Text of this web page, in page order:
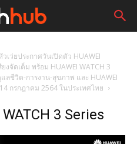
เว่ยประกาศวันเปิดตัว HUAWEI
จัดเต็ม พร้อม HUAWEI WATCH 3
ชีวิต-การงาน-สุขภาพ และ HUAWEI
กรกฎาคม 2564 ในประเทศไทย
3 Series